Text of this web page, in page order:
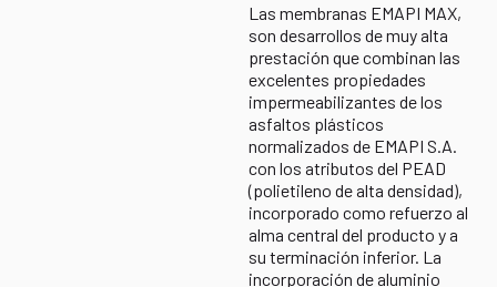
Las membranas EMAPI MAX,
son desarrollos de muy alta
prestación que combinan las
excelentes propiedades
impermeabilizantes de los
asfaltos plásticos
normalizados de EMAPI S.A.
con los atributos del PEAD
(polietileno de alta densidad),
incorporado como refuerzo al
alma central del producto y a
su terminación inferior. La
incorporación de aluminio